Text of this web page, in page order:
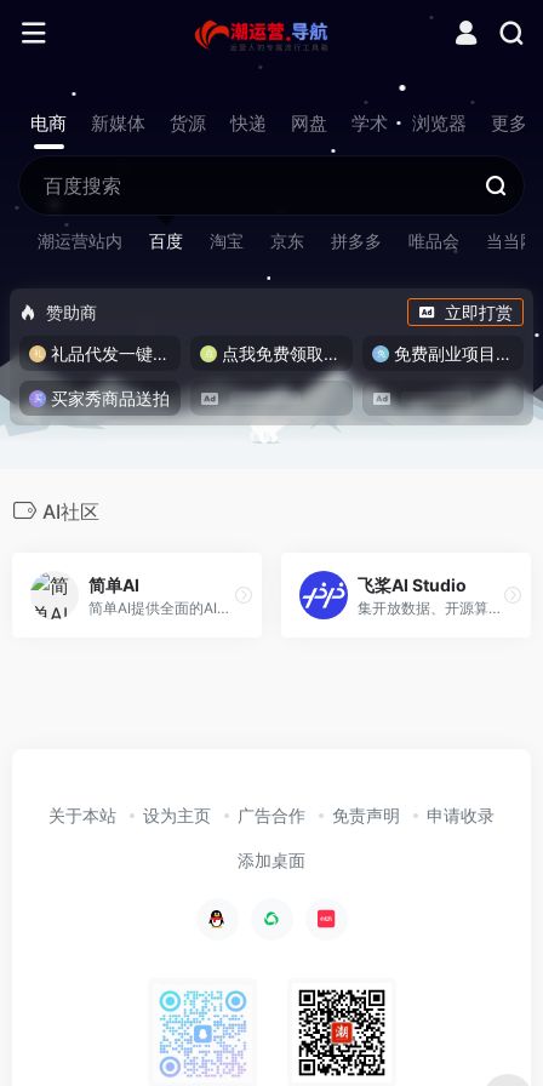
电商 新媒体 货源 快递 网盘 学术 浏览器 更多
潮运营站内 百度 淘宝 京东 拼多多 唯品会 当当网
赞助商
立即打赏
礼品代发一键发货
点我免费领取流量卡 免费副业项目/实战推荐
买家秀商品送拍
AI社区
简单AI
简单AI提供全面的AI社区服务，包括AI作图、文生图prompt社区、AI文案、AI头像、AI素材、AI设计等。以“快人一步，轻松玩转AI” 为理念，致力于让每一个用户都能便捷地使用和理解人工智能。
飞桨AI Studio
集开放数据、开源算法、免费算力三位一体，为开发者提供高效学习和开发环境、高价值高奖金竞赛项目，支撑高校老师轻松实现AI教学，并助力开发者学习交流，加速落地AI业务场景
关于本站 设为主页 广告合作 免责声明 申请收录
添加桌面